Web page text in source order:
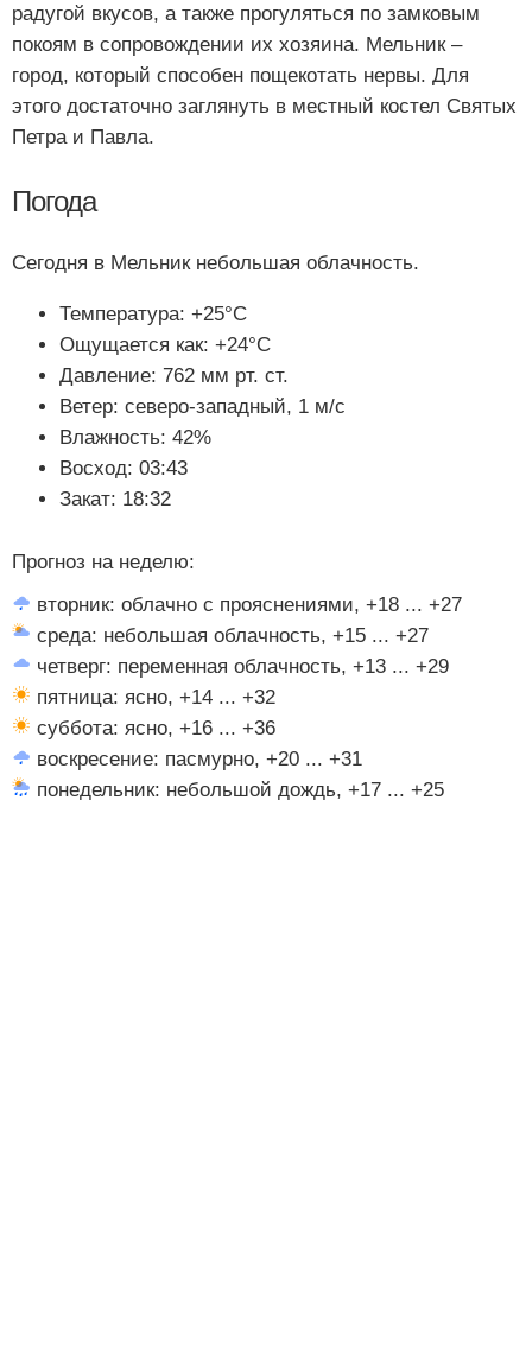
радугой вкусов, а также прогуляться по замковым
покоям в сопровождении их хозяина. Мельник –
город, который способен пощекотать нервы. Для
этого достаточно заглянуть в местный костел Святых
Петра и Павла.
Погода
Сегодня в Мельник небольшая облачность.
Температура: +25°C
Ощущается как: +24°C
Давление: 762 мм рт. ст.
Ветер: северо-западный, 1 м/с
Влажность: 42%
Восход: 03:43
Закат: 18:32
Прогноз на неделю:
вторник: облачно с прояснениями, +18 ... +27
среда: небольшая облачность, +15 ... +27
четверг: переменная облачность, +13 ... +29
пятница: ясно, +14 ... +32
суббота: ясно, +16 ... +36
воскресение: пасмурно, +20 ... +31
понедельник: небольшой дождь, +17 ... +25